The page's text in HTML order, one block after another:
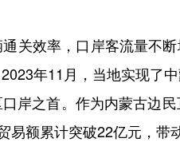
效率，口岸客流量不断
年11月，当地实现了
岸之首。作为内蒙古边
额累计突破22亿元，带